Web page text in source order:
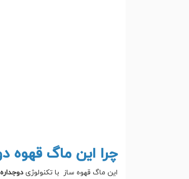
چرا این ماگ قهوه
این ماگ قهوه ساز با تکنولوژی